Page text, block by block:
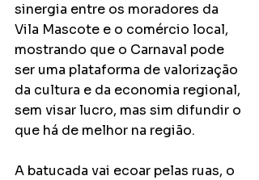
sinergia entre os moradores da
Vila Mascote e o comércio local,
mostrando que o Carnaval pode
ser uma plataforma de valorização
da cultura e da economia regional,
sem visar lucro, mas sim difundir o
que há de melhor na região.
A batucada vai ecoar pelas ruas, o